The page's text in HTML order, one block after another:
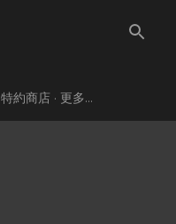
特約商店 更多…